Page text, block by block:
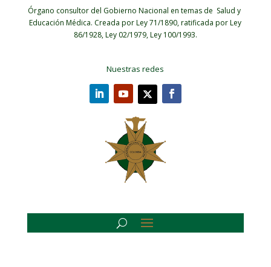
Órgano consultor del Gobierno Nacional en temas de Salud y
Educación Médica. Creada por Ley 71/1890, ratificada por Ley
86/1928, Ley 02/1979, Ley 100/1993.
Nuestras redes